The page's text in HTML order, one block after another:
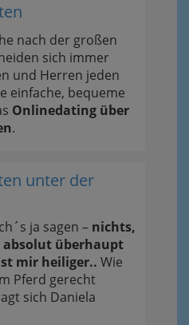
nach der großen
sich immer
und Herren jeden
einfache, bequeme
Onlinedating über
.
unter der
ja sagen – nichts,
absolut überhaupt
mir heiliger.. Wie
Pferd gerecht
sich Daniela